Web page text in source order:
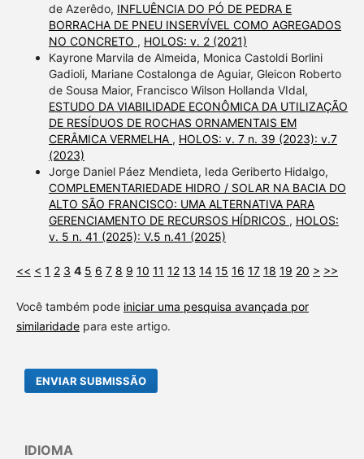
de Azerêdo, INFLUÊNCIA DO PÓ DE PEDRA E
BORRACHA DE PNEU INSERVÍVEL COMO AGREGADOS
NO CONCRETO , HOLOS: v. 2 (2021)
Kayrone Marvila de Almeida, Monica Castoldi Borlini
Gadioli, Mariane Costalonga de Aguiar, Gleicon Roberto
de Sousa Maior, Francisco Wilson Hollanda VIdal,
ESTUDO DA VIABILIDADE ECONÔMICA DA UTILIZAÇÃO
DE RESÍDUOS DE ROCHAS ORNAMENTAIS EM
CERÂMICA VERMELHA , HOLOS: v. 7 n. 39 (2023): v.7
(2023)
Jorge Daniel Páez Mendieta, Ieda Geriberto Hidalgo,
COMPLEMENTARIEDADE HIDRO / SOLAR NA BACIA DO
ALTO SÃO FRANCISCO: UMA ALTERNATIVA PARA
GERENCIAMENTO DE RECURSOS HÍDRICOS , HOLOS:
v. 5 n. 41 (2025): V.5 n.41 (2025)
<< < 1 2 3 4 5 6 7 8 9 10 11 12 13 14 15 16 17 18 19 20 > >>
Você também pode iniciar uma pesquisa avançada por
similaridadepara este artigo.
ENVIAR SUBMISSÃO
IDIOMA